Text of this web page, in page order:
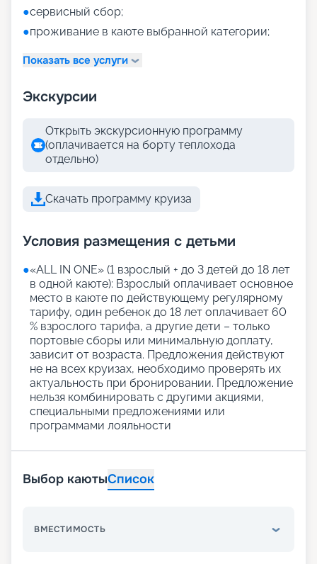
●сервисный сбор;
●проживание в каюте выбранной категории;
Показать все услуги
Экскурсии
Открыть экскурсионную программу
(оплачивается на борту теплохода
отдельно)
Скачать программу круиза
Условия размещения с детьми
●«АLL IN ONE» (1 взрослый + до 3 детей до 18 лет
в одной каюте): Взрослый оплачивает основное
место в каюте по действующему регулярному
тарифу, один ребенок до 18 лет оплачивает 60
% взрослого тарифа, а другие дети – только
портовые сборы или минимальную доплату,
зависит от возраста. Предложения действуют
не на всех круизах, необходимо проверять их
актуальность при бронировании. Предложение
нельзя комбинировать с другими акциями,
специальными предложениями или
программами лояльности
Выбор каютыСписок
ВМЕСТИМОСТЬ